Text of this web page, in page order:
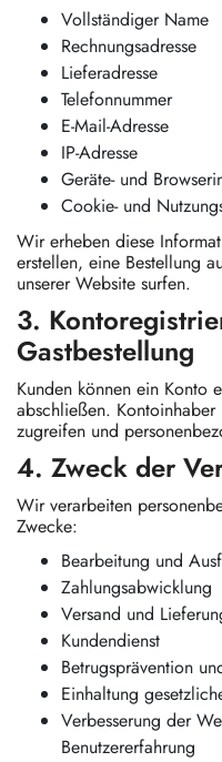
Vollständiger Name
Rechnungsadresse
Lieferadresse
Telefonnummer
E-Mail-Adresse
IP-Adresse
Geräte- und
Cookie- und
Wir erheben diese
erstellen, eine Bestellung
unserer Website surfen.
3.
Gastbestellung
Kunden können ein Konto
abschließen.
zugreifen und
4. Zweck der
Wir verarbeiten
Zwecke:
Bearbeitung und
Zahlungsabwicklung
Versand und
Kundendienst
Betrugsprävention
Einhaltung
Verbesserung der
Benutzererfahrung